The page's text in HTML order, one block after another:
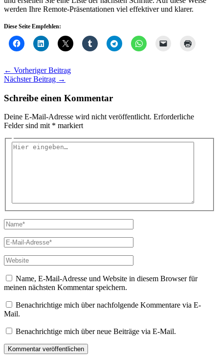
werden Ihre Remote-Präsentationen viel effektiver und klarer.
Diese Seite Empfehlen:
← Vorheriger Beitrag
Nächster Beitrag →
Schreibe einen Kommentar
Deine E-Mail-Adresse wird nicht veröffentlicht. Erforderliche
Felder sind mit * markiert
Hier
Name*
E-
Mail-
Adresse*
Website
Name, E-Mail-Adresse und Website in diesem Browser für
meinen nächsten Kommentar speichern.
Benachrichtige mich über nachfolgende Kommentare via E-
Mail.
Benachrichtige mich über neue Beiträge via E-Mail.